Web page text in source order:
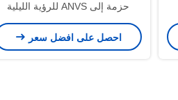
حزمة إلى ANVS للرؤية الليلية
ملحقات كابل محول
احصل على افضل سعر